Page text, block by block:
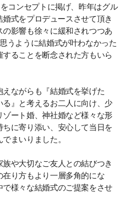
コンセプトに掲げ、昨年はグル
式をプロデュースさせて頂き
影響も徐々に緩和されつつあ
うように結婚式が叶わなかった
ることを断念された方もいら
ながらも『結婚式を挙げた
』と考えるお二人に向け、少
ート婚、神社婚など様々な形
に寄り添い、安心して当日を
まいりました。
や大切なご友人との結びつき
り方もより一層多角的にな
様々な結婚式のご提案をさせ